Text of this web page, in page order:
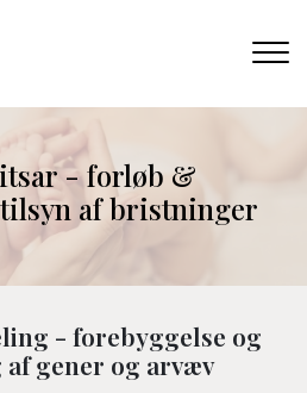
- forløb &
af bristninger
- forebyggelse og
gener og arvæv